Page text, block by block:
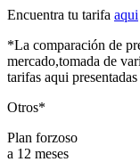
Encuentra tu tarifa aqui
*La comparación de
mercado,tomada de
tarifas aqui
Otros*
Plan forzoso
a 12 meses